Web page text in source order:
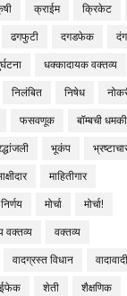
क्राईम क्रिकेट
ढगफुटी दगडफेक
धक्कादायक वक्तव्य
निलंबित निषेध
फसवणूक
बॉम्बची धमकी
भूकंप
माहितीगार
मोर्चा
मोर्चा!
वक्तव्य
वक्तव्य
वादग्रस्त विधान
वादावादी
शेती शैक्षणिक